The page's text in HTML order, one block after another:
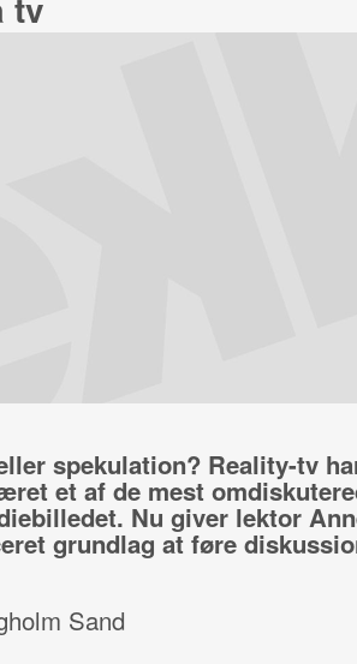
spekulation? Reality-tv
et af de mest
Nu giver lektor
grundlag at føre
Sand